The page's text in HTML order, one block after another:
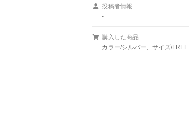
投稿者情報
-
購入した商品
カラー/シルバー、サイズ/FREE